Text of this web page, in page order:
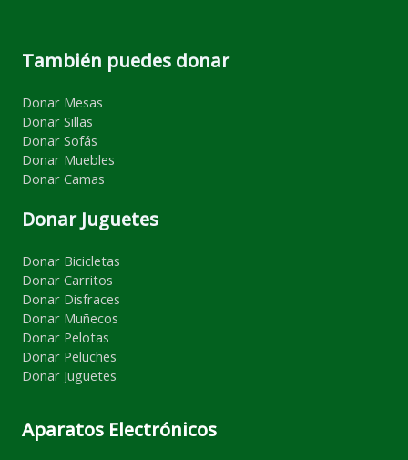
También puedes donar
Donar Mesas
Donar Sillas
Donar Sofás
Donar Muebles
Donar Camas
Donar Juguetes
Donar Bicicletas
Donar Carritos
Donar Disfraces
Donar Muñecos
Donar Pelotas
Donar Peluches
Donar Juguetes
Aparatos Electrónicos